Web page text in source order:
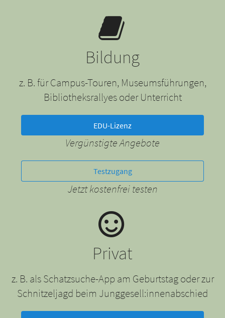
Bildung
z. B. für Campus-Touren, Museumsführungen,
Bibliotheksrallyes oder Unterricht
EDU-Lizenz
Vergünstigte Angebote
Testzugang
Jetzt kostenfrei testen
Privat
z. B. als Schatzsuche-App am Geburtstag oder zur
Schnitzeljagd beim Junggesell:innenabschied